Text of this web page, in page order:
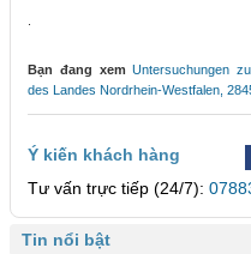
Bạn đang xem Untersuchungen
des Landes Nordrhein-Westfalen,
Ý kiến khách hàng
Tư vấn trực tiếp (24/7):
Tin nổi bật